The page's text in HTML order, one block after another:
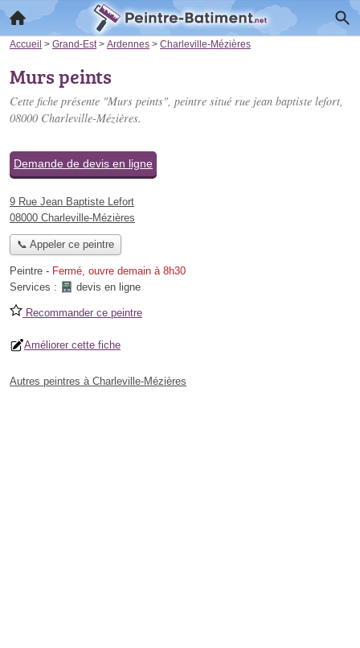
Accueil > Grand-Est > Ardennes > Charleville-Mézières
Murs peints
Cette fiche présente "Murs peints", peintre situé rue jean baptiste lefort,
08000 Charleville-Mézières.
Demande de devis en ligne
9 Rue Jean Baptiste Lefort
08000 Charleville-Mézières
📞 Appeler ce peintre
Peintre - Fermé, ouvre demain à 8h30
Services :
devis en ligne
Recommander ce peintre
Améliorer cette fiche
Autres peintres à Charleville-Mézières